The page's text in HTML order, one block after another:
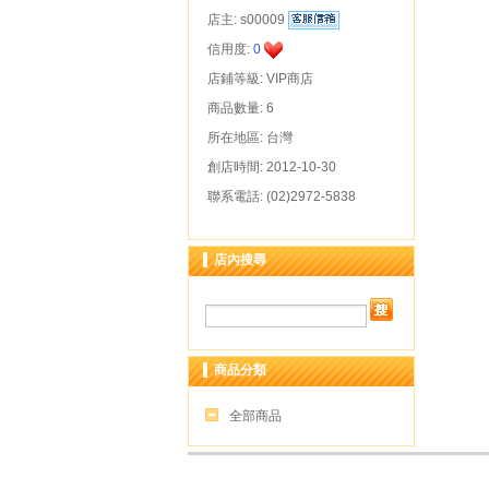
店主: s00009
信用度: 0
店鋪等級: VIP商店
商品數量: 6
所在地區: 台灣
創店時間: 2012-10-30
聯系電話: (02)2972-5838
店內搜尋
商品分類
全部商品